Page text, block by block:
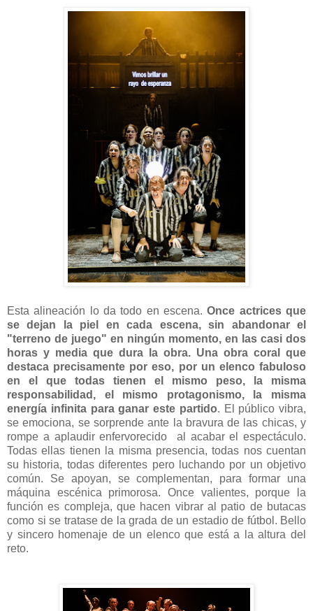
Esta alineación lo da todo en escena.Once actrices que
se dejan la piel en cada escena, sin abandonar el
"terreno de juego" en ningún momento, en las casi dos
horas y media que dura la obra. Una obra coral que
destaca precisamente por eso, por un elenco fabuloso
en el que todas tienen el mismo peso, la misma
responsabilidad, el mismo protagonismo, la misma
energía infinita para ganar este partido. El público vibra,
se emociona, se sorprende ante la bravura de las chicas, y
rompe a aplaudir enfervorecido al acabar el espectáculo.
Todas ellas tienen la misma presencia, todas nos cuentan
su historia, todas diferentes pero luchando por un objetivo
común. Se apoyan, se complementan, para formar una
máquina escénica primorosa. Once valientes, porque la
función es compleja, que hacen vibrar al patio de butacas
como si se tratase de la grada de un estadio de fútbol. Bello
y sincero homenaje de un elenco que está a la altura del
reto.